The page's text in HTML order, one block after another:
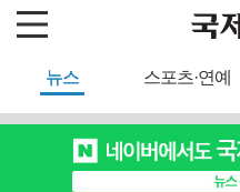
뉴스 스포츠·연예